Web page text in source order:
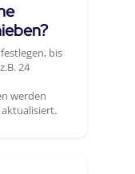
bis
24
werden